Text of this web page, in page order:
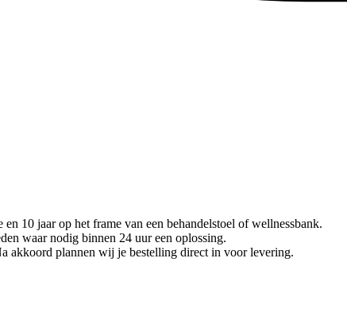
10 jaar op het frame van een behandelstoel of wellnessbank.
waar nodig binnen 24 uur een oplossing.
akkoord plannen wij je bestelling direct in voor levering.